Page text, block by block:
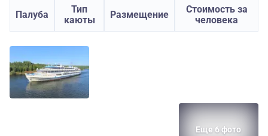
Палуба
Тип
каюты
Размещение
Стоимость за
человека
Еще 6 фото